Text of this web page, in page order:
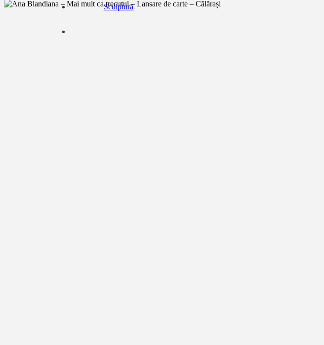
Sculptură